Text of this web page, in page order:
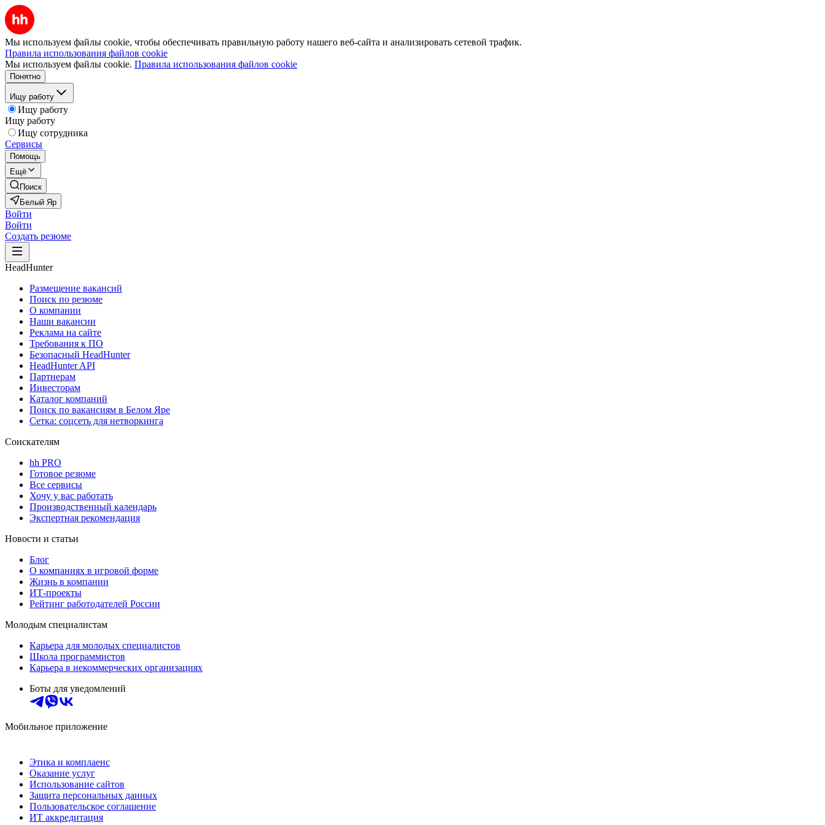
Мы используем файлы cookie, чтобы обеспечивать правильную работу нашего веб-сайта и анализировать сетевой трафик.
Правила использования файлов cookie
Мы используем файлы cookie. Правила использования файлов cookie
Понятно
Ищу работу
Ищу работу
Ищу работу
Ищу сотрудника
Сервисы
Помощь
Ещё
Поиск
Белый Яр
Войти
Войти
Создать резюме
HeadHunter
Размещение вакансий
Поиск по резюме
О компании
Наши вакансии
Реклама на сайте
Требования к ПО
Безопасный HeadHunter
HeadHunter API
Партнерам
Инвесторам
Каталог компаний
Поиск по вакансиям в Белом Яре
Сетка: соцсеть для нетворкинга
Соискателям
hh PRO
Готовое резюме
Все сервисы
Хочу у вас работать
Производственный календарь
Экспертная рекомендация
Новости и статьи
Блог
О компаниях в игровой форме
Жизнь в компании
ИТ-проекты
Рейтинг работодателей России
Молодым специалистам
Карьера для молодых специалистов
Школа программистов
Карьера в некоммерческих организациях
Боты для уведомлений
Мобильное приложение
Этика и комплаенс
Оказание услуг
Использование сайтов
Защита персональных данных
Пользовательское соглашение
ИТ аккредитация